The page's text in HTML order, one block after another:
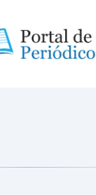
Periódicos da